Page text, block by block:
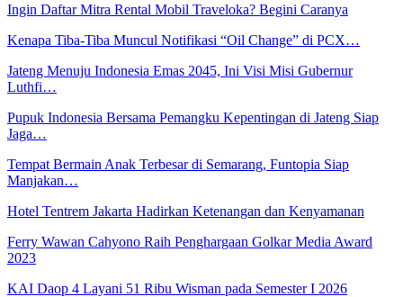
Ingin Daftar Mitra Rental Mobil Traveloka? Begini Caranya
Kenapa Tiba-Tiba Muncul Notifikasi “Oil Change” di PCX…
Jateng Menuju Indonesia Emas 2045, Ini Visi Misi Gubernur
Luthfi…
Pupuk Indonesia Bersama Pemangku Kepentingan di Jateng Siap
Jaga…
Tempat Bermain Anak Terbesar di Semarang, Funtopia Siap
Manjakan…
Hotel Tentrem Jakarta Hadirkan Ketenangan dan Kenyamanan
Ferry Wawan Cahyono Raih Penghargaan Golkar Media Award
2023
KAI Daop 4 Layani 51 Ribu Wisman pada Semester I 2026